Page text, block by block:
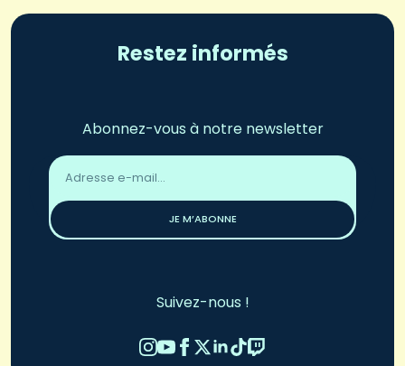
Restez informés
Abonnez-vous à notre newsletter
Adresse
email
JE M’ABONNE
Suivez-nous !